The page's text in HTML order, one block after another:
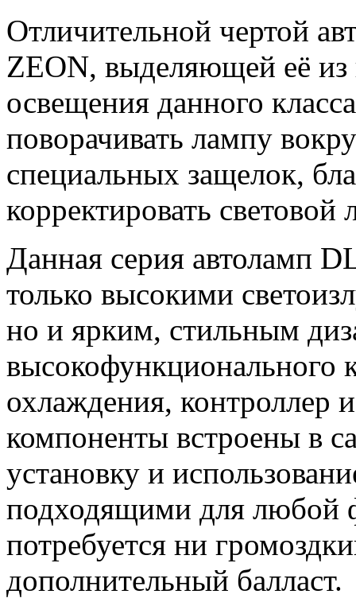
Отличительной чертой
ZEON, выделяющей её из
освещения данного
поворачивать лампу
специальных защелок,
корректировать
Данная серия автоламп
только высокими
но и ярким, стильным
высокофункционального
охлаждения, контроллер
компоненты встроены в
установку и
подходящими для любой
потребуется ни
дополнительный балласт.